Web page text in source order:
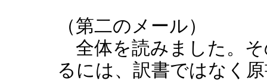
（第二のメール）
全体を読みました。
るには、訳書ではなく